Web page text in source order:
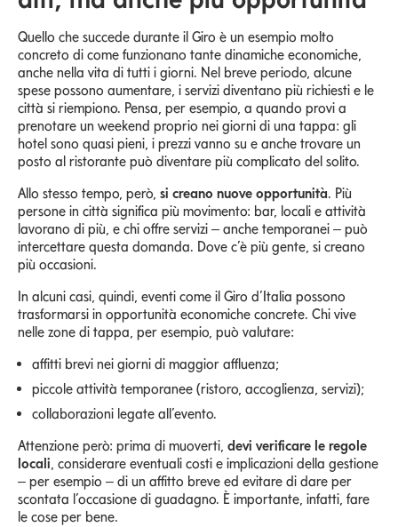
Quello che succede durante il Giro è un esempio molto
concreto di come funzionano tante dinamiche economiche,
anche nella vita di tutti i giorni. Nel breve periodo, alcune
spese possono aumentare, i servizi diventano più richiesti e le
città si riempiono. Pensa, per esempio, a quando provi a
prenotare un weekend proprio nei giorni di una tappa: gli
hotel sono quasi pieni, i prezzi vanno su e anche trovare un
posto al ristorante può diventare più complicato del solito.
Allo stesso tempo, però, si creano nuove opportunità. Più
persone in città significa più movimento: bar, locali e attività
lavorano di più, e chi offre servizi – anche temporanei – può
intercettare questa domanda. Dove c’è più gente, si creano
più occasioni.
In alcuni casi, quindi, eventi come il Giro d’Italia possono
trasformarsi in opportunità economiche concrete. Chi vive
nelle zone di tappa, per esempio, può valutare:
affitti brevi nei giorni di maggior affluenza;
piccole attività temporanee (ristoro, accoglienza, servizi);
collaborazioni legate all’evento.
Attenzione però: prima di muoverti, devi verificare le regole
locali, considerare eventuali costi e implicazioni della gestione
– per esempio – di un affitto breve ed evitare di dare per
scontata l’occasione di guadagno. È importante, infatti, fare
le cose per bene.